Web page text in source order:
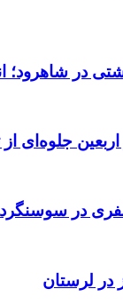
جلوه‌ای
در